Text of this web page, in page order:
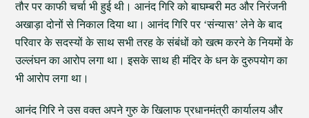
तौर पर काफी चर्चा भी हुई थी। आनंद गिरि को बाघम्बरी मठ और निरंजनी
अखाड़ा दोनों से निकाल दिया था। आनंद गिरि पर ‘संन्यास’ लेने के बाद
परिवार के सदस्यों के साथ सभी तरह के संबंधों को खत्म करने के नियमों के
उल्लंघन का आरोप लगा था। इसके साथ ही मंदिर के धन के दुरुपयोग का
भी आरोप लगा था।
आनंद गिरि ने उस वक्त अपने गुरु के खिलाफ प्रधानमंत्री कार्यालय और